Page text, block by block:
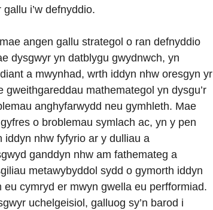
i’w defnyddio.
angen gallu strategol o ran defnyddio
dysgwyr yn datblygu gwydnwch, yn
a mwynhad, wrth iddyn nhw oresgyn yr
gweithgareddau mathemategol yn dysgu’r
anghyfarwydd neu gymhleth. Mae
o broblemau symlach ac, yn y pen
iddyn nhw fyfyrio ar y dulliau a
ganddyn nhw am fathemateg a
metawybyddol sydd o gymorth iddyn
cymryd er mwyn gwella eu perfformiad.
uchelgeisiol, galluog sy’n barod i